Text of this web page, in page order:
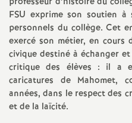
FSU exprime son soutien
personnels du collège. Cet
exercé son métier, en cours
civique destiné à échanger
critique des élèves : il a
caricatures de Mahomet,
années, dans le respect des
et de la laïcité.